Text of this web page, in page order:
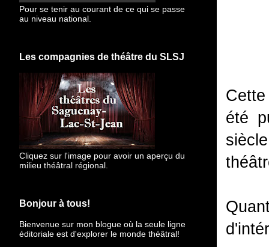
été
Pour se tenir au courant de ce qui se passe
au niveau national.
Les compagnies de théâtre du SLSJ
Cliquez sur l'image pour avoir un aperçu du
milieu théâtral régional.
Bonjour à tous!
Bienvenue sur mon blogue où la seule ligne
éditoriale est d'explorer le monde théâtral!